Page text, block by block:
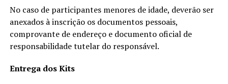
No caso de participantes menores de idade, deverão ser
anexados à inscrição os documentos pessoais,
comprovante de endereço e documento oficial de
responsabilidade tutelar do responsável.
Entrega dos Kits